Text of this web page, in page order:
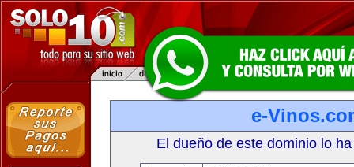
e-
El dueño de este dominio lo